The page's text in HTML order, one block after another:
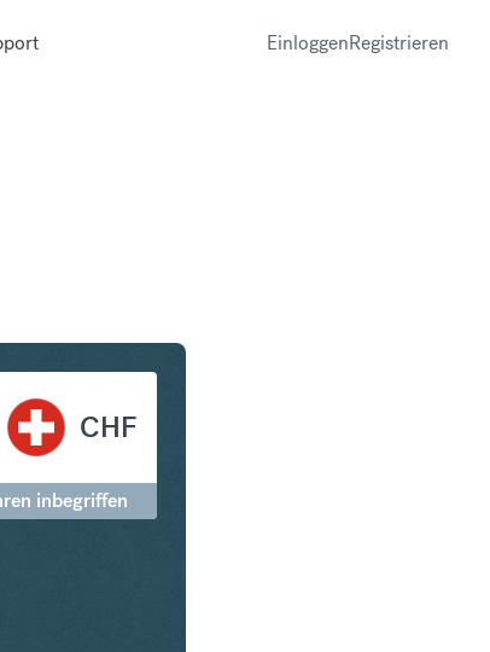
EinloggenRegistrieren
CHF
inbegriffen